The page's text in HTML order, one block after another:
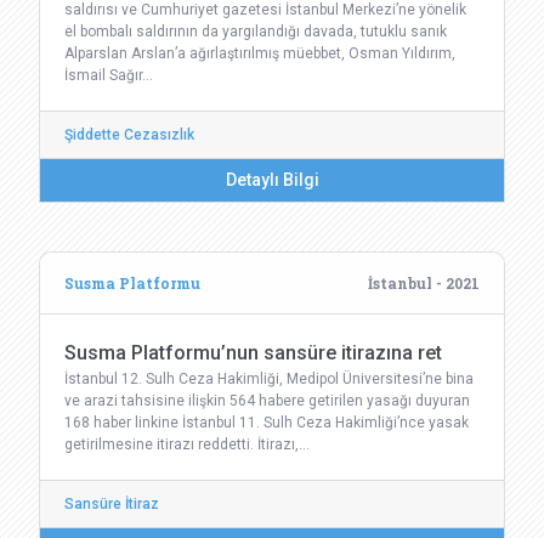
saldırısı ve Cumhuriyet gazetesi İstanbul Merkezi’ne yönelik
el bombalı saldırının da yargılandığı davada, tutuklu sanık
Alparslan Arslan’a ağırlaştırılmış müebbet, Osman Yıldırım,
İsmail Sağır…
Şiddette Cezasızlık
Detaylı Bilgi
Susma Platformu İstanbul - 2021
Susma Platformu’nun sansüre itirazına ret
İstanbul 12. Sulh Ceza Hakimliği, Medipol Üniversitesi’ne bina
ve arazi tahsisine ilişkin 564 habere getirilen yasağı duyuran
168 haber linkine İstanbul 11. Sulh Ceza Hakimliği’nce yasak
getirilmesine itirazı reddetti. İtirazı,…
Sansüre İtiraz